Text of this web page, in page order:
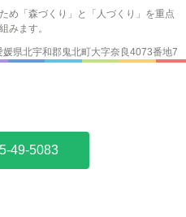
め「森づくり」と「人づくり」を重点
みます。
49-5083
県北宇和郡鬼北町大字奈良4073番地7